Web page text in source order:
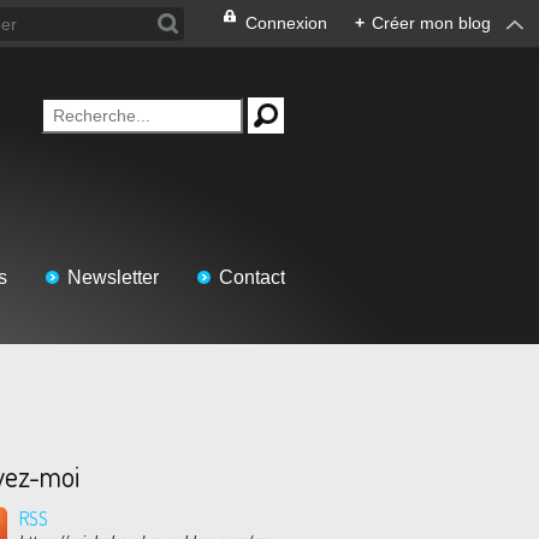
Connexion + Créer mon blog
Newsletter Contact
moi
RSS